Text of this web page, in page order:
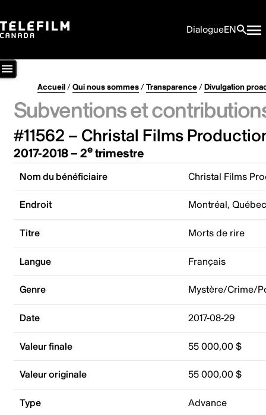
DialogueEN
Accueil/Qui nous sommes/Transparence/Divulgation
Subventions et
#11562 – Christal Films
2017-2018 – 2etrimestre
Nom du bénéficiaire Christal Films
Endroit Montréal,
Titre Morts de rire
Langue Français
Genre Mystère/Crime/
Date 2017-08-29
Valeur finale 55 000,00 $
Valeur originale 55 000,00 $
Type Advance